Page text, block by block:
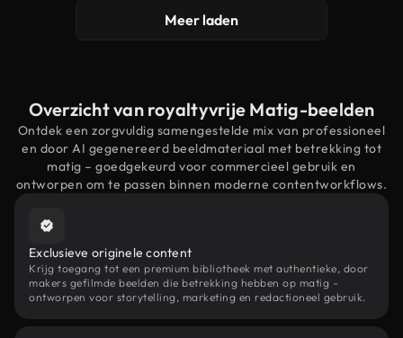
Meer laden
Overzicht van royaltyvrije Matig-beelden
Ontdek een zorgvuldig samengestelde mix van professioneel
en door AI gegenereerd beeldmateriaal met betrekking tot
matig – goedgekeurd voor commercieel gebruik en
ontworpen om te passen binnen moderne contentworkflows.
Exclusieve originele content
Krijg toegang tot een premium bibliotheek met authentieke, door
makers gefilmde beelden die betrekking hebben op matig –
ontworpen voor storytelling, marketing en redactioneel gebruik.